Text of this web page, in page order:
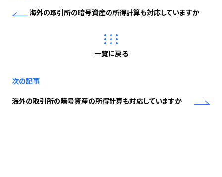
海外の取引所の暗号資産の所得計算も対応していますか
一覧に戻る
次の記事
海外の取引所の暗号資産の所得計算も対応していますか